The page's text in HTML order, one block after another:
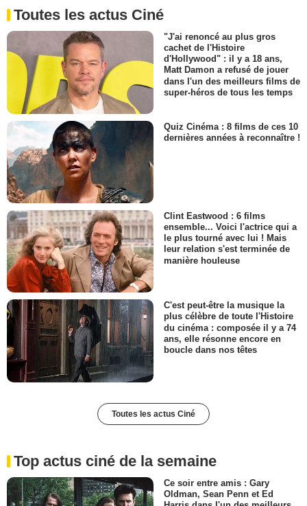
Toutes les actus Ciné
"J'ai renoncé au plus gros
cachet de l'Histoire
d'Hollywood" : il y a 18 ans,
Matt Damon a refusé de jouer
dans l'un des meilleurs films de
super-héros de tous les temps
Quiz Cinéma : 8 films de ces 10
dernières années à reconnaître !
Clint Eastwood : 6 films
ensemble... Voici l'actrice qui a
le plus tourné avec lui ! Mais
leur relation s'est terminée de
manière houleuse
C'est peut-être la musique la
plus célèbre de toute l'Histoire
du cinéma : composée il y a 74
ans, elle résonne encore en
boucle dans nos têtes
Toutes les actus Ciné
Top actus ciné de la semaine
Ce soir entre amis : Gary
Oldman, Sean Penn et Ed